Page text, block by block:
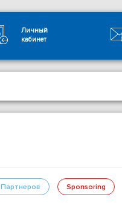
Личный
кабинет
Партнеров Sponsoring